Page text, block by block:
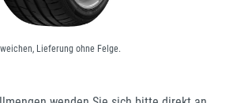
Lieferung ohne Felge.